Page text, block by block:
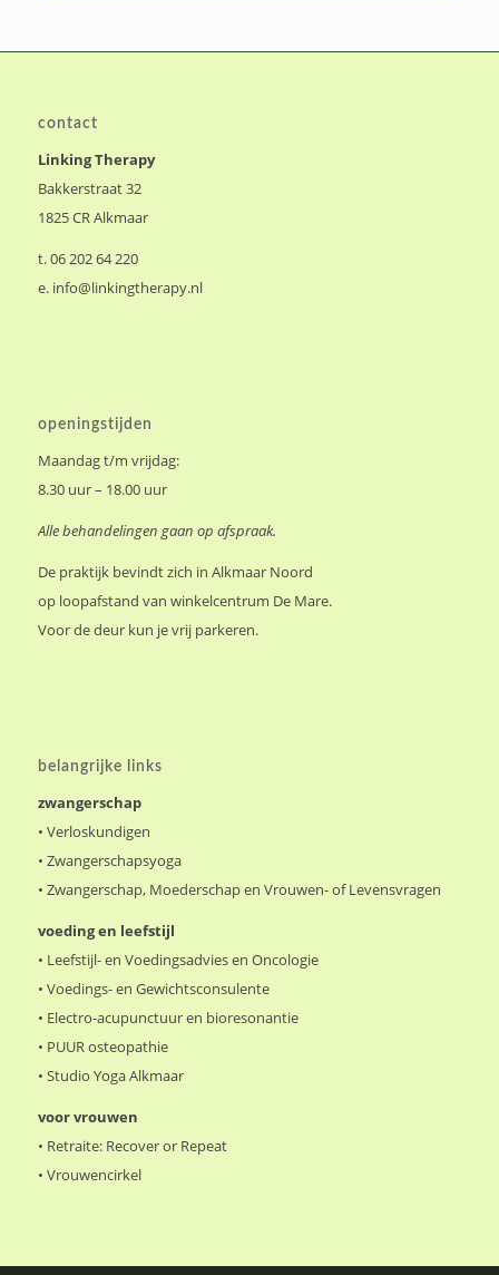
contact
Linking Therapy
Bakkerstraat 32
1825 CR Alkmaar
t. 06 202 64 220
e. info@linkingtherapy.nl
openingstijden
Maandag t/m vrijdag:
8.30 uur – 18.00 uur
Alle behandelingen gaan op afspraak.
De praktijk bevindt zich in Alkmaar Noord
op loopafstand van winkelcentrum De Mare.
Voor de deur kun je vrij parkeren.
belangrijke links
zwangerschap
• Verloskundigen
• Zwangerschapsyoga
• Zwangerschap, Moederschap en Vrouwen- of Levensvragen
voeding en leefstijl
• Leefstijl- en Voedingsadvies en Oncologie
• Voedings- en Gewichtsconsulente
• Electro-acupunctuur en bioresonantie
• PUUR osteopathie
• Studio Yoga Alkmaar
voor vrouwen
• Retraite: Recover or Repeat
• Vrouwencirkel